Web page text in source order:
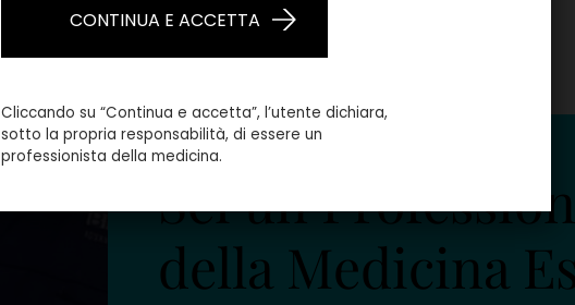
Sei un
della Medicina
CONTINUA E ACCETTA
Cliccando su “Continua e accetta”, l’utente dichiara,
sotto la propria responsabilità, di essere un
professionista della medicina.